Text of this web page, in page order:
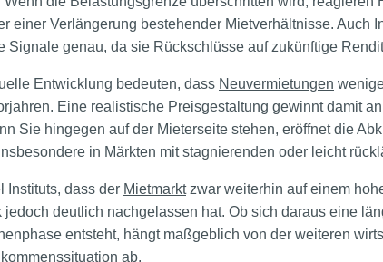
einer Verlängerung bestehender Mietverhältnisse. Auch
Signale genau, da sie Rückschlüsse auf zukünftige
Entwicklung bedeuten, dass Neuvermietungen
Eine realistische Preisgestaltung gewinnt damit
Sie hingegen auf der Mieterseite stehen, eröffnet die
in Märkten mit stagnierenden oder leicht
Instituts, dass der Mietmarktzwar weiterhin auf einem
deutlich nachgelassen hat. Ob sich daraus eine
entsteht, hängt maßgeblich von der weiteren
ab.